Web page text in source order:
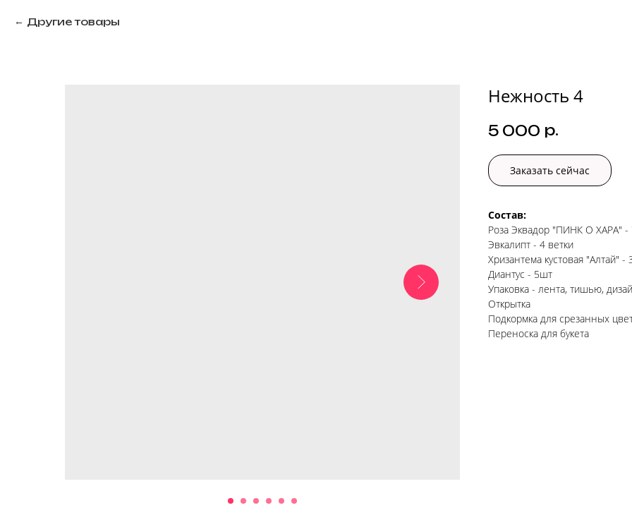
Другие товары
Нежность 4
5 000 р.
Заказать сейчас
Состав:
Роза Эквадор "ПИНК О ХАРА" -
Эвкалипт - 4 ветки
Хризантема кустовая "Алтай" -
Диантус - 5шт
Упаковка - лента, тишью,
Открытка
Подкормка для срезанных
Переноска для букета